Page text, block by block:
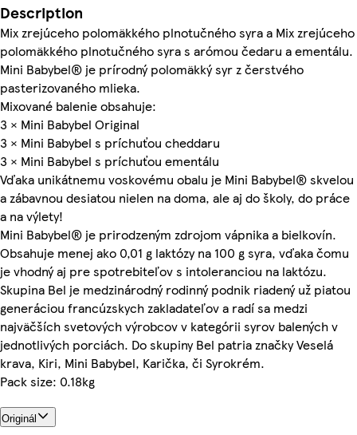
Description
Mix zrejúceho polomäkkého plnotučného syra a Mix zrejúceho
polomäkkého plnotučného syra s arómou čedaru a ementálu.
Mini Babybel® je prírodný polomäkký syr z čerstvého
pasterizovaného mlieka.
Mixované balenie obsahuje:
3 × Mini Babybel Original
3 × Mini Babybel s príchuťou cheddaru
3 × Mini Babybel s príchuťou ementálu
Vďaka unikátnemu voskovému obalu je Mini Babybel® skvelou
a zábavnou desiatou nielen na doma, ale aj do školy, do práce
a na výlety!
Mini Babybel® je prirodzeným zdrojom vápnika a bielkovín.
Obsahuje menej ako 0,01 g laktózy na 100 g syra, vďaka čomu
je vhodný aj pre spotrebiteľov s intoleranciou na laktózu.
Skupina Bel je medzinárodný rodinný podnik riadený už piatou
generáciou francúzskych zakladateľov a radí sa medzi
najväčších svetových výrobcov v kategórii syrov balených v
jednotlivých porciách. Do skupiny Bel patria značky Veselá
krava, Kiri, Mini Babybel, Karička, či Syrokrém.
Pack size: 0.18kg
Originál